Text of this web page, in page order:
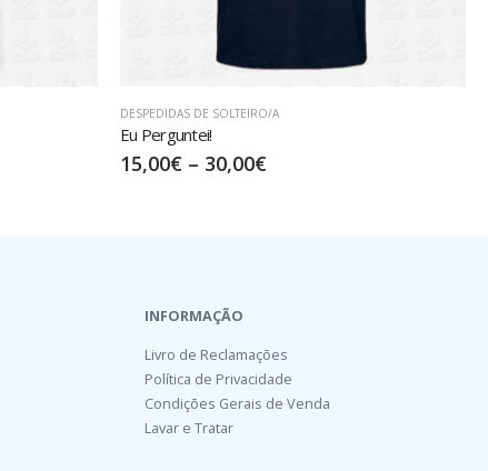
DESPEDIDAS DE SOLTEIRO/A
Eu Perguntei!
15,00€ – 30,00€
INFORMAÇÃO
Livro de Reclamações
Política de Privacidade
Condições Gerais de Venda
Lavar e Tratar